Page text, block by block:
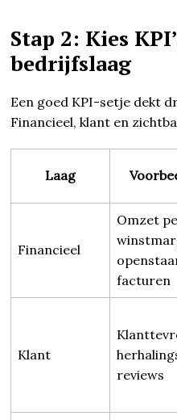
Stap 2: Kies
bedrijfslaag
Een goed KPI-setje dekt
Financieel, klant en
Laag
Financieel
Omzet
facturen
Klant
reviews